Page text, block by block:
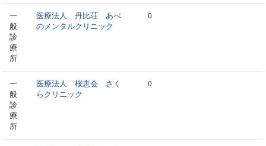
一
般
診
療
所
医療法人 丹比荘 あべ
のメンタルクリニック
0
一
般
診
療
所
医療法人 桜恵会 さく
らクリニック
0